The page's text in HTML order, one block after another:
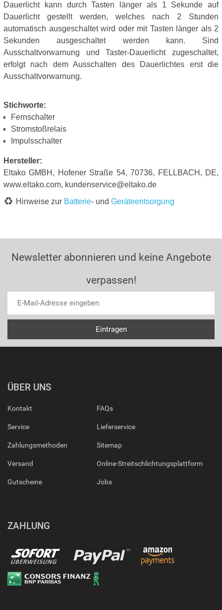
Dauerlicht kann durch Tasten länger als 1 Sekunde auf
Dauerlicht gestellt werden, welches nach 2 Stunden
automatisch ausgeschaltet wird oder mit Tasten länger als 2
Sekunden ausgeschaltet werden kann. Sind
Ausschaltvorwarnung und Taster-Dauerlicht zugeschaltet,
erfolgt nach dem Ausschalten des Dauerlichtes erst die
Ausschaltvorwarnung.
Stichworte:
Fernschalter
Stromstoßrelais
Impulsschalter
Hersteller:
Eltako GMBH, Hofener Straße 54, 70736, FELLBACH, DE,
www.eltako.com, kundenservice@eltako.de
Hinweise zur Batterie- und Geräteentsorgung
Newsletter abonnieren und keine Angebote
verpassen!
ÜBER UNS
Kontakt
Service
Zahlungsmethoden
Versand
Gutscheine
FAQs
Lieferservice
Sitemap
Online-Streitschlichtungsplattform
Jobs
ZAHLUNG